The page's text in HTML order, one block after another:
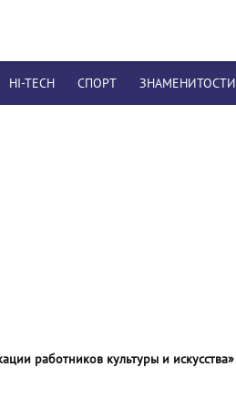
HI-TECH СПОРТ ЗНАМЕНИТОСТИ
работников культуры и искусства»